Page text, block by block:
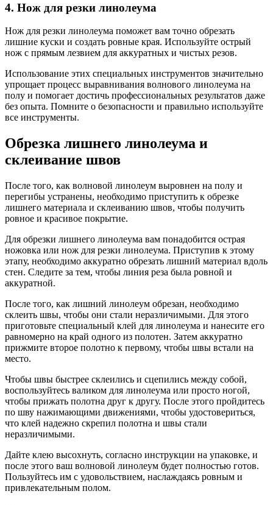
4. Нож для резки линолеума
Нож для резки линолеума поможет вам точно обрезать
лишние куски и создать ровные края. Используйте острый
нож с прямым лезвием для аккуратных и чистых резов.
Использование этих специальных инструментов значительно
упрощает процесс выравнивания волнового линолеума на
полу и помогает достичь профессиональных результатов даже
без опыта. Помните о безопасности и правильно используйте
все инструменты.
Обрезка лишнего линолеума и
склеивание швов
После того, как волновой линолеум выровнен на полу и
перегибы устранены, необходимо приступить к обрезке
лишнего материала и склеиванию швов, чтобы получить
ровное и красивое покрытие.
Для обрезки лишнего линолеума вам понадобится острая
ножовка или нож для резки линолеума. Приступив к этому
этапу, необходимо аккуратно обрезать лишний материал вдоль
стен. Следите за тем, чтобы линия реза была ровной и
аккуратной.
После того, как лишний линолеум обрезан, необходимо
склеить швы, чтобы они стали неразличимыми. Для этого
приготовьте специальный клей для линолеума и нанесите его
равномерно на край одного из полотен. Затем аккуратно
прижмите второе полотно к первому, чтобы швы встали на
место.
Чтобы швы быстрее склеились и сцепились между собой,
воспользуйтесь валиком для линолеума или просто ногой,
чтобы прижать полотна друг к другу. После этого пройдитесь
по шву нажимающими движениями, чтобы удостовериться,
что клей надежно скрепил полотна и швы стали
неразличимыми.
Дайте клею высохнуть, согласно инструкции на упаковке, и
после этого ваш волновой линолеум будет полностью готов.
Пользуйтесь им с удовольствием, наслаждаясь ровным и
привлекательным полом.